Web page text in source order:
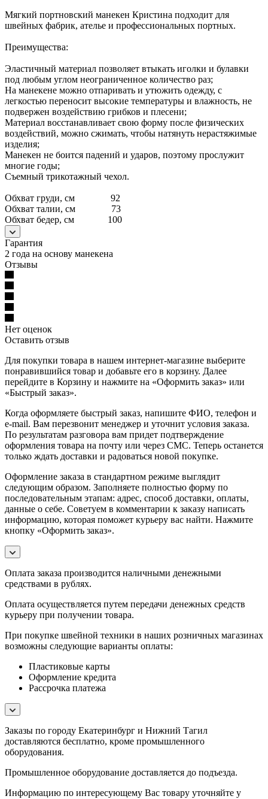
Мягкий портновский манекен Кристина подходит для
швейных фабрик, ателье и профессиональных портных.
Преимущества:
Эластичный материал позволяет втыкать иголки и булавки
под любым углом неограниченное количество раз;
На манекене можно отпаривать и утюжить одежду, с
легкостью переносит высокие температуры и влажность, не
подвержен воздействию грибков и плесени;
Материал восстанавливает свою форму после физических
воздействий, можно сжимать, чтобы натянуть нерастяжимые
изделия;
Манекен не боится падений и ударов, поэтому прослужит
многие годы;
Съемный трикотажный чехол.
Обхват груди, см 92
Обхват талии, см 73
Обхват бедер, см 100
Гарантия
2 года на основу манекена
Отзывы
Нет оценок
Оставить отзыв
Для покупки товара в нашем интернет-магазине выберите
понравившийся товар и добавьте его в корзину. Далее
перейдите в Корзину и нажмите на «Оформить заказ» или
«Быстрый заказ».
Когда оформляете быстрый заказ, напишите ФИО, телефон и
e-mail. Вам перезвонит менеджер и уточнит условия заказа.
По результатам разговора вам придет подтверждение
оформления товара на почту или через СМС. Теперь останется
только ждать доставки и радоваться новой покупке.
Оформление заказа в стандартном режиме выглядит
следующим образом. Заполняете полностью форму по
последовательным этапам: адрес, способ доставки, оплаты,
данные о себе. Советуем в комментарии к заказу написать
информацию, которая поможет курьеру вас найти. Нажмите
кнопку «Оформить заказ».
Оплата заказа производится наличными денежными
средствами в рублях.
Оплата осуществляется путем передачи денежных средств
курьеру при получении товара.
При покупке швейной техники в наших розничных магазинах
возможны следующие варианты оплаты:
Пластиковые карты
Оформление кредита
Рассрочка платежа
Заказы по городу Екатеринбург и Нижний Тагил
доставляются бесплатно, кроме промышленного
оборудования.
Промышленное оборудование доставляется до подъезда.
Информацию по интересующему Вас товару уточняйте у